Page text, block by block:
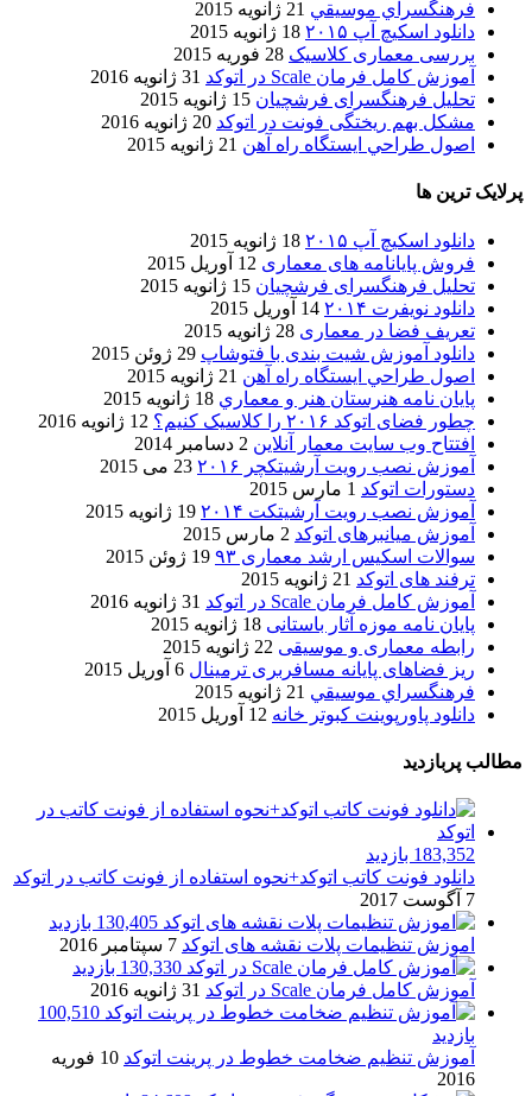
فرهنگسراي موسيقي 21 ژانویه 2015
دانلود اسکیچ آپ ۲۰۱۵
18 ژانویه 2015
بررسی معماری کلاسیک 28 فوریه 2015
آموزش کامل فرمان Scale در اتوکد
31 ژانویه 2016
تحلیل فرهنگسرای فرشچیان 15 ژانویه 2015
مشکل بهم ریختگی فونت در اتوکد 20 ژانویه 2016
اصول طراحي ایستگاه راه آهن 21 ژانویه 2015
پرلایک ترین ها
دانلود اسکیچ آپ ۲۰۱۵
18 ژانویه 2015
فروش پایانامه های معماری 12 آوریل 2015
تحلیل فرهنگسرای فرشچیان 15 ژانویه 2015
دانلود نویفرت ۲۰۱۴
14 آوریل 2015
تعریف فضا در معماری 28 ژانویه 2015
دانلود آموزش شیت بندی با فتوشاپ 29 ژوئن 2015
اصول طراحي ایستگاه راه آهن 21 ژانویه 2015
پایان نامه هنرستان هنر و معماري 18 ژانویه 2015
چطور فضای اتوکد ۲۰۱۶ را کلاسیک کنیم؟
12 ژانویه 2016
افتتاح وب سایت معمار آنلاین 2 دسامبر 2014
آموزش نصب رویت آرشیتکچر ۲۰۱۶
23 می 2015
دستورات اتوکد 1 مارس 2015
آموزش نصب رویت آرشیتکت ۲۰۱۴
19 ژانویه 2015
آموزش میانبرهای اتوکد 2 مارس 2015
سوالات اسکیس ارشد معماری ۹۳
19 ژوئن 2015
ترفند های اتوکد 21 ژانویه 2015
آموزش کامل فرمان Scale در اتوکد
31 ژانویه 2016
پایان نامه موزه آثار باستانی 18 ژانویه 2015
رابطه معماری و موسیقی 22 ژانویه 2015
ریز فضاهای پایانه مسافربری ترمینال 6 آوریل 2015
فرهنگسراي موسيقي 21 ژانویه 2015
دانلود پاورپوینت کبوتر خانه 12 آوریل 2015
مطالب پربازدید
183,352 بازدید
دانلود فونت کاتب اتوکد+نحوه استفاده از فونت کاتب در اتوکد
7 آگوست 2017
130,405 بازدید
اموزش تنظیمات پلات نقشه های اتوکد 7 سپتامبر 2016
130,330 بازدید
آموزش کامل فرمان Scale در اتوکد
31 ژانویه 2016
100,510
بازدید
آموزش تنظیم ضخامت خطوط در پرینت اتوکد
10 فوریه
2016